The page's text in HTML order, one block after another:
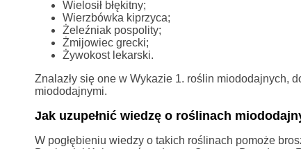
Wielosił błękitny;
Wierzbówka kiprzyca;
Żeleźniak pospolity;
Żmijowiec grecki;
Żywokost lekarski.
Znalazły się one w Wykazie 1. roślin miododajnych,
miododajnymi.
Jak uzupełnić wiedzę o roślinach
W pogłębieniu wiedzy o takich roślinach pomoże